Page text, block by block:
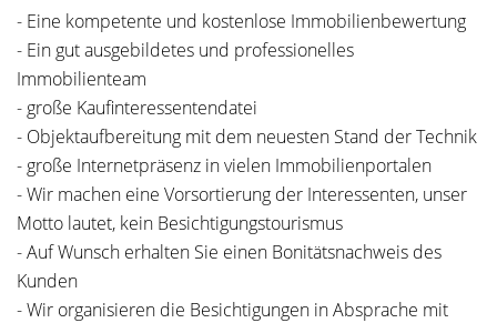
- Eine kompetente und kostenlose Immobilienbewertung
- Ein gut ausgebildetes und professionelles
Immobilienteam
- große Kaufinteressentendatei
- Objektaufbereitung mit dem neuesten Stand der Technik
- große Internetpräsenz in vielen Immobilienportalen
- Wir machen eine Vorsortierung der Interessenten, unser
Motto lautet, kein Besichtigungstourismus
- Auf Wunsch erhalten Sie einen Bonitätsnachweis des
Kunden
- Wir organisieren die Besichtigungen in Absprache mit